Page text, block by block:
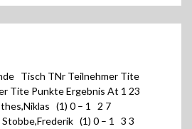
Tisch TNr Teilnehmer Tite
Tite Punkte Ergebnis At 1 23
(1) 0 – 1 2 7
Stobbe,Frederik (1) 0 – 1 3 3